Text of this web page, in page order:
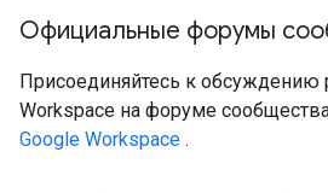
Официальные форумы
Присоединяйтесь к обсуждению
Workspace на форуме
Google Workspace .